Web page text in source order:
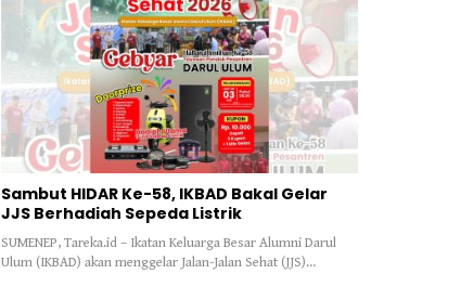
Sambut HIDAR Ke-58, IKBAD Bakal Gelar
JJS Berhadiah Sepeda Listrik
SUMENEP, Tareka.id – Ikatan Keluarga Besar Alumni Darul
Ulum (IKBAD) akan menggelar Jalan-Jalan Sehat (JJS)…